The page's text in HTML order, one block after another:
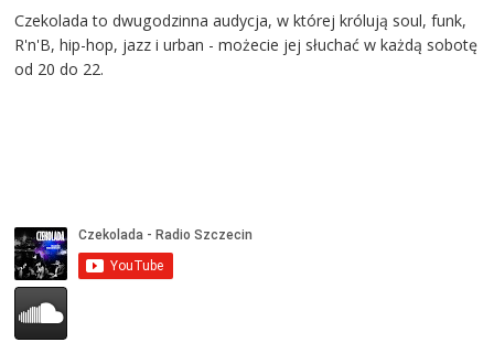
Czekolada to dwugodzinna audycja, w której królują soul, funk,
R'n'B, hip-hop, jazz i urban - możecie jej słuchać w każdą sobotę
od 20 do 22.